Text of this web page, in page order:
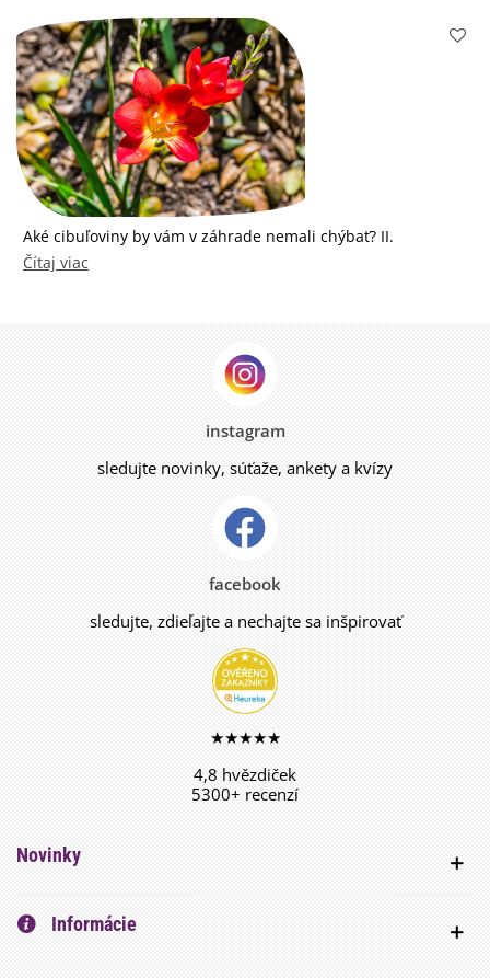
Aké cibuľoviny by vám v záhrade nemali chýbať? II.
Čítaj viac
instagram
sledujte novinky, súťaže, ankety a kvízy
facebook
sledujte, zdieľajte a nechajte sa inšpirovať
★★★★★
4,8 hvězdiček
5300+ recenzí
Novinky
Informácie